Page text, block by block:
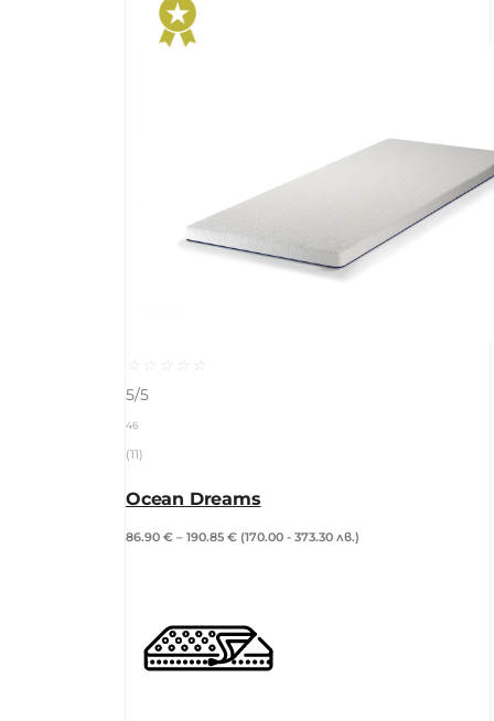
☆ ☆ ☆ ☆
☆
5/5
46
(11)
Ocean Dreams
86.90 € – 190.85 € (170.00 - 373.30 лв.)